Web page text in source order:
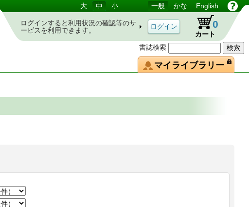
書誌検索
大 中 小 一般 かな English
ログインすると利用状況の確認等のサ
ービスを利用できます。
カート
0
マイライブラリー